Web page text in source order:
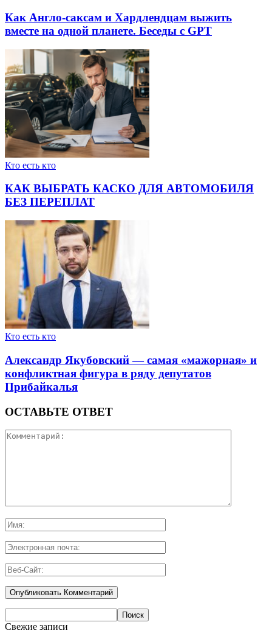
Как Англо-саксам и Хардлендцам выжить
вместе на одной планете. Беседы с GPT
Кто есть кто
КАК ВЫБРАТЬ КАСКО ДЛЯ АВТОМОБИЛЯ
БЕЗ ПЕРЕПЛАТ
Кто есть кто
Александр Якубовский — самая «мажорная» и
конфликтная фигура в ряду депутатов
Прибайкалья
ОСТАВЬТЕ ОТВЕТ
Свежие записи